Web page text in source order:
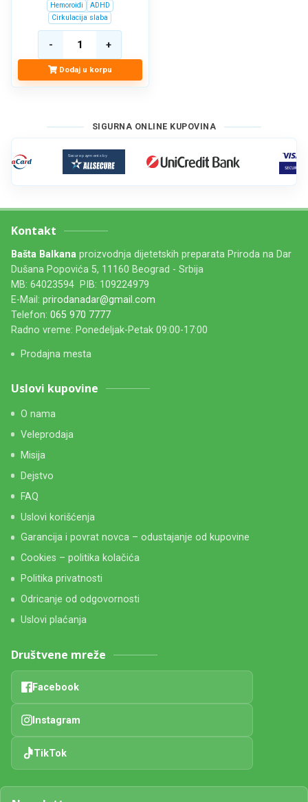
Hemoroidi
ADHD
Cirkulacija slaba
Dodaj u korpu
SIGURNA ONLINE KUPOVINA
Kontakt
Bašta Balkana proizvodnja dijetetskih preparata Priroda na Dar
Dušana Popovića 5, 11160 Beograd - Srbija
MB: 64023594 PIB: 109224979
E-Mail: prirodanadar@gmail.com
Telefon: 065 970 7777
Radno vreme: Ponedeljak-Petak 09:00-17:00
Prodajna mesta
Uslovi kupovine
O nama
Veleprodaja
Misija
Dejstvo
FAQ
Uslovi korišćenja
Garancija i povrat novca – odustajanje od kupovine
Cookies – politika kolačića
Politika privatnosti
Odricanje od odgovornosti
Uslovi plaćanja
Društvene mreže
Facebook
Instagram
TikTok